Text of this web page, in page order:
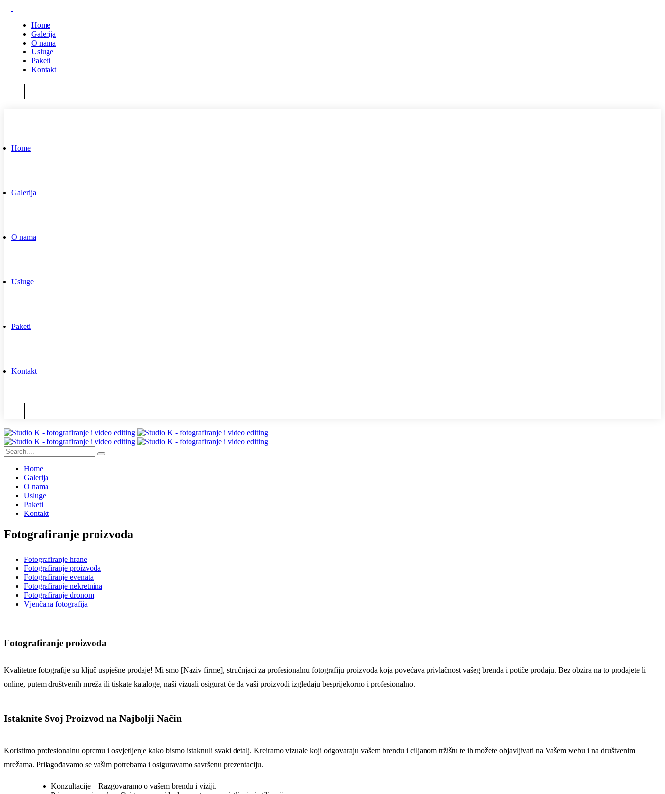
Home
Galerija
O nama
Usluge
Paketi
Kontakt
Home
Galerija
O nama
Usluge
Paketi
Kontakt
Home
Galerija
O nama
Usluge
Paketi
Kontakt
Fotografiranje proizvoda
Fotografiranje hrane
Fotografiranje proizvoda
Fotografiranje evenata
Fotografiranje nekretnina
Fotografiranje dronom
Vjenčana fotografija
Fotografiranje proizvoda
Kvalitetne fotografije su ključ uspješne prodaje! Mi smo [Naziv firme], stručnjaci za profesionalnu fotografiju proizvoda koja povećava privlačnost vašeg brenda i potiče prodaju. Bez obzira na to prodajete li
online, putem društvenih mreža ili tiskate kataloge, naši vizuali osigurat će da vaši proizvodi izgledaju besprijekorno i profesionalno.
Istaknite Svoj Proizvod na Najbolji Način
Koristimo profesionalnu opremu i osvjetljenje kako bismo istaknuli svaki detalj. Kreiramo vizuale koji odgovaraju vašem brendu i ciljanom tržištu te ih možete objavljivati na Vašem webu i na društvenim
mrežama. Prilagođavamo se vašim potrebama i osiguravamo savršenu prezentaciju.
Konzultacije – Razgovaramo o vašem brendu i viziji.